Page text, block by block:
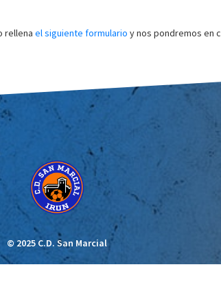
rellena el siguiente formulario y nos pondremos en
© 2025 C.D. San Marcial